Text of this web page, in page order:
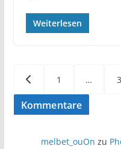
Weiterlesen
der
1 … 3
Kommentare
melbet_ouOn zu